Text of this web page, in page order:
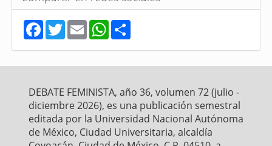
F
a
c
e
b
k
T
w
t
t
E
m
a
i
l
W
h
a
t
s
p
S
h
r
e
DEBATE FEMINISTA, año 36, volumen 72 (julio -
diciembre 2026), es una publicación semestral
editada por la Universidad Nacional Autónoma
de México, Ciudad Universitaria, alcaldía